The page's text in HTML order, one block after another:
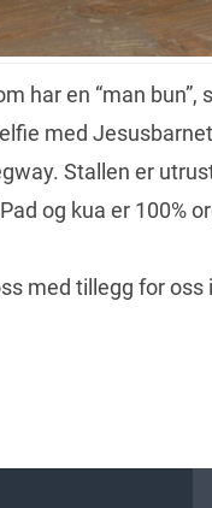
har en “man bun”,
med
Stallen er
og kua er 100%
med tillegg for oss